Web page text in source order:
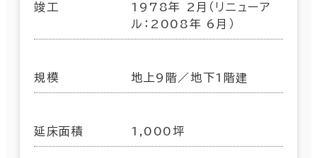
竣工
1978年 2月（リニューア
ル：2008年 6月）
規模 地上9階／地下1階建
延床面積 1,000坪